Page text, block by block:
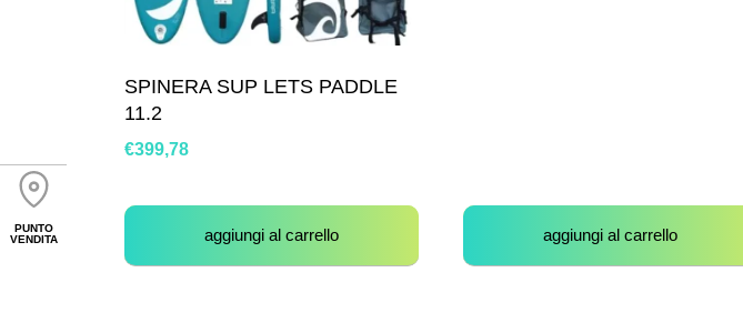
PUNTO
VENDITA
SPINERA SUP LETS PADDLE
11.2
€399,78
aggiungi al carrello aggiungi al carrello